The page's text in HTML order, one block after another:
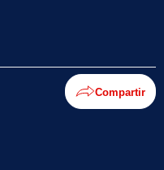
Compartir